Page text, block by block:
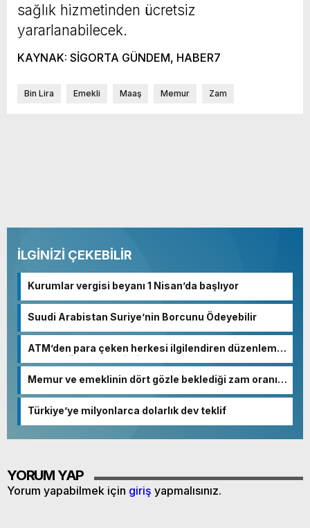
sağlık hizmetinden ücretsiz
yararlanabilecek.
KAYNAK: SİGORTA GÜNDEM, HABER7
Bin Lira Emekli Maaş Memur Zam
İLGİNİZİ ÇEKEBİLİR
Kurumlar vergisi beyanı 1 Nisan’da başlıyor
Suudi Arabistan Suriye’nin Borcunu Ödeyebilir
ATM’den para çeken herkesi ilgilendiren düzenleme!
Sayılar tümden değişti
Memur ve emeklinin dört gözle beklediği zam oranı
Türkiye’ye milyonlarca dolarlık dev teklif
YORUM YAP
Yorum yapabilmek için giriş yapmalısınız.